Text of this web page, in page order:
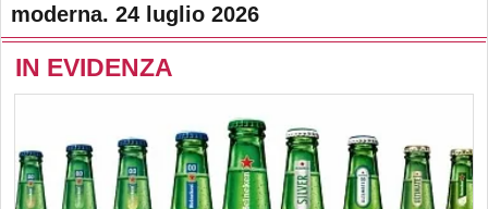
moderna. 24 luglio 2026
IN EVIDENZA